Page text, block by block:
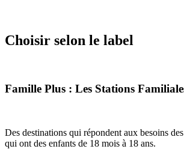
Choisir selon le label
Famille Plus : Les Stations
Des destinations qui répondent aux besoins des
qui ont des enfants de 18 mois à 18 ans.